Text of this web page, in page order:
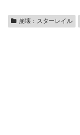
崩壊：スターレイル